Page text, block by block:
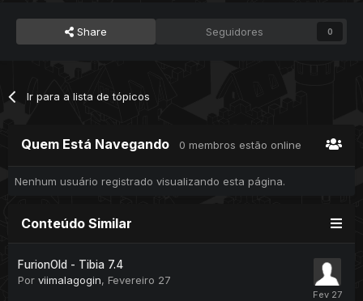
Share Seguidores 0
Ir para a lista de tópicos
Quem Está Navegando 0 membros estão online
Nenhum usuário registrado visualizando esta página.
Conteúdo Similar
FurionOld - Tibia 7.4
Por viimalagogin, Fevereiro 27